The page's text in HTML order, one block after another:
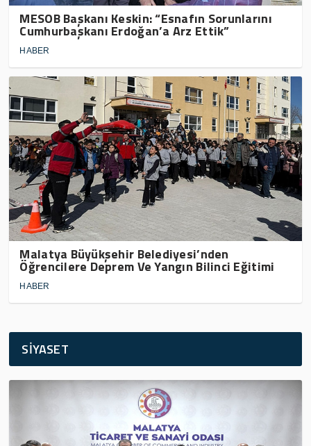
MESOB Başkanı Keskin: “Esnafın Sorunlarını
Cumhurbaşkanı Erdoğan’a Arz Ettik”
HABER
Malatya Büyükşehir Belediyesi’nden
Öğrencilere Deprem Ve Yangın Bilinci Eğitimi
HABER
SİYASET